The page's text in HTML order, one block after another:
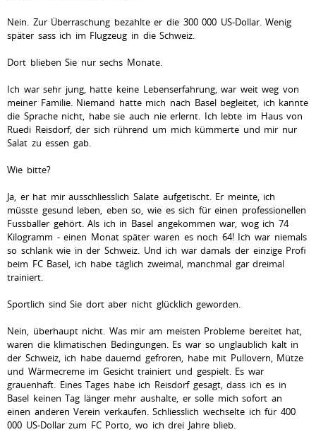
Nein. Zur Überraschung bezahlte er die 300 000 US-Dollar. Wenig
später sass ich im Flugzeug in die Schweiz.
Dort blieben Sie nur sechs Monate.
Ich war sehr jung, hatte keine Lebenserfahrung, war weit weg von
meiner Familie. Niemand hatte mich nach Basel begleitet, ich kannte
die Sprache nicht, habe sie auch nie erlernt. Ich lebte im Haus von
Ruedi Reisdorf, der sich rührend um mich kümmerte und mir nur
Salat zu essen gab.
Wie bitte?
Ja, er hat mir ausschliesslich Salate aufgetischt. Er meinte, ich
müsste gesund leben, eben so, wie es sich für einen professionellen
Fussballer gehört. Als ich in Basel angekommen war, wog ich 74
Kilogramm - einen Monat später waren es noch 64! Ich war niemals
so schlank wie in der Schweiz. Und ich war damals der einzige Profi
beim FC Basel, ich habe täglich zweimal, manchmal gar dreimal
trainiert.
Sportlich sind Sie dort aber nicht glücklich geworden.
Nein, überhaupt nicht. Was mir am meisten Probleme bereitet hat,
waren die klimatischen Bedingungen. Es war so unglaublich kalt in
der Schweiz, ich habe dauernd gefroren, habe mit Pullovern, Mütze
und Wärmecreme im Gesicht trainiert und gespielt. Es war
grauenhaft. Eines Tages habe ich Reisdorf gesagt, dass ich es in
Basel keinen Tag länger mehr aushalte, er solle mich sofort an
einen anderen Verein verkaufen. Schliesslich wechselte ich für 400
000 US-Dollar zum FC Porto, wo ich drei Jahre blieb.